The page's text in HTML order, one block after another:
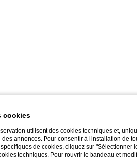
cookies
utilisent des cookies techniques et,
annonces. Pour consentir à l'installation de
de cookies, cliquez sur "Sélectionner
techniques. Pour rouvrir le bandeau et